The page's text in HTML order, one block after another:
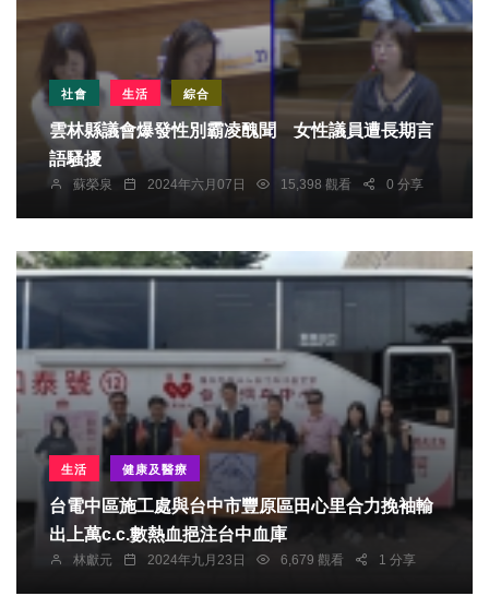
社會 生活 綜合
雲林縣議會爆發性別霸凌醜聞 女性議員遭長期言
語騷擾
蘇榮泉 2024年六月07日 15,398 觀看 0 分享
生活 健康及醫療
台電中區施工處與台中市豐原區田心里合力挽袖輸
出上萬c.c.數熱血挹注台中血庫
林獻元 2024年九月23日 6,679 觀看 1 分享